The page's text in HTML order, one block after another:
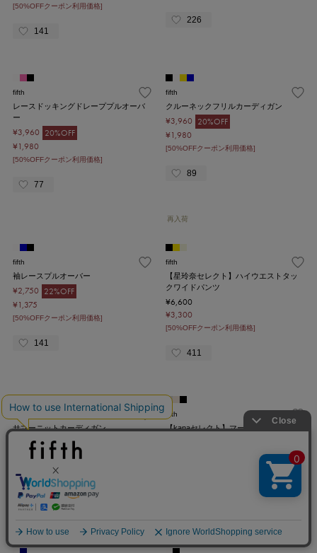
[50%OFFクーポン利用価格]
141
226
fifth
レースドッキングドレーププルオーバ
ー
¥3,960 20%OFF
¥1,980
[50%OFFクーポン利用価格]
77
fifth
クルーネックフリルカーディガン
¥3,960 20%OFF
¥1,980
[50%OFFクーポン利用価格]
89
fifth
袖レースプルオーバー
¥2,750 22%OFF
¥1,375
[50%OFFクーポン利用価格]
141
再入荷
fifth
【星玲奈セレクト】ハイウエストタッ
クワイドパンツ
¥6,600
¥3,300
[50%OFFクーポン利用価格]
411
サマーニットカーディガン
¥4,490
[50%OFFクーポン利用価格]
37
fifth
【kanaセレクト】マーメイドデザイン
クーポンを取得